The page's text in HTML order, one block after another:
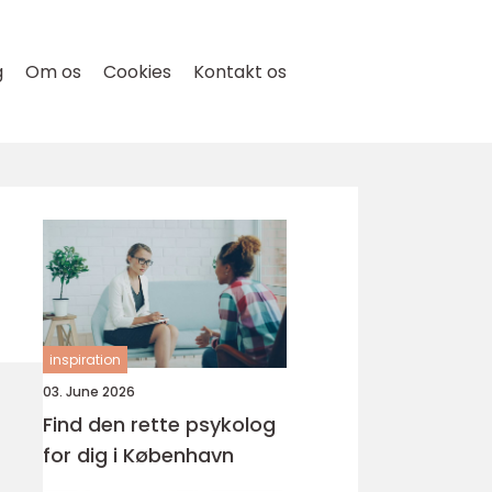
Om os Cookies Kontakt os
inspiration
03. June 2026
Find den rette psykolog
for dig i København